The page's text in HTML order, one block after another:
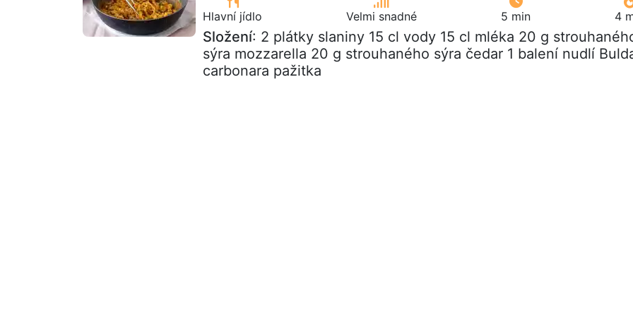
Hlavní jídlo Velmi snadné 5 min 4
Složení: 2 plátky slaniny 15 cl vody 15 cl mléka 20 g
sýra mozzarella 20 g strouhaného sýra čedar 1 balení nudlí
carbonara pažitka